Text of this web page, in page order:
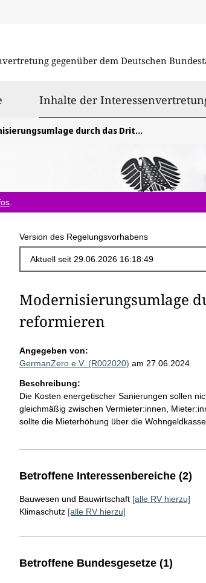
gegenüber dem Deutschen
Inhalte der
durch das Drittelmodell reformieren
Version des Regelungsvorhabens
Modernisierungsumlage
reformieren
Angegeben von:
GermanZero e.V. (R002020) am 27.06.2024
Beschreibung:
Die Kosten energetischer Sanierungen sollen
gleichmäßig zwischen Vermieter:innen,
sollte die Mieterhöhung über die
Betroffene Interessenbereiche (2)
Bauwesen und Bauwirtschaft [alle RV hierzu]
Klimaschutz [alle RV hierzu]
Betroffene Bundesgesetze (1)